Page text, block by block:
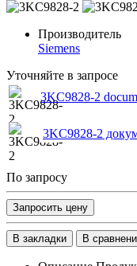
Производитель
Siemens
Уточняйте в запросе
3KC9828-2
3KC9828-2
По запросу
Запросить цену
В закладки В